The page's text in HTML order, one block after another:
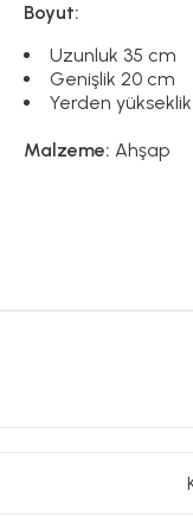
Boyut:
Uzunluk 35 cm
Genişlik 20 cm
Yerden
Malzeme:Ahşap